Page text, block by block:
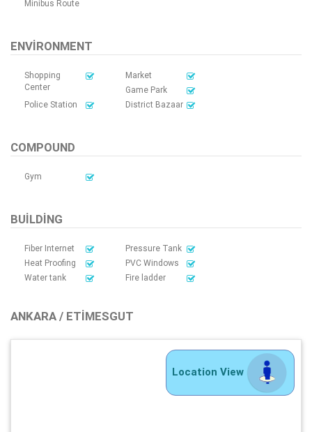
Minibus Route
ENVIRONMENT
Shopping
Center
Market
Game Park
Police Station
District Bazaar
COMPOUND
Gym
BUILDING
Fiber Internet
Pressure Tank
Heat Proofing
PVC Windows
Water tank
Fire ladder
ANKARA / ETIMESGUT
Location View